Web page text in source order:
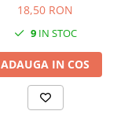
18,50 RON
9IN STOC
ADAUGA IN COS